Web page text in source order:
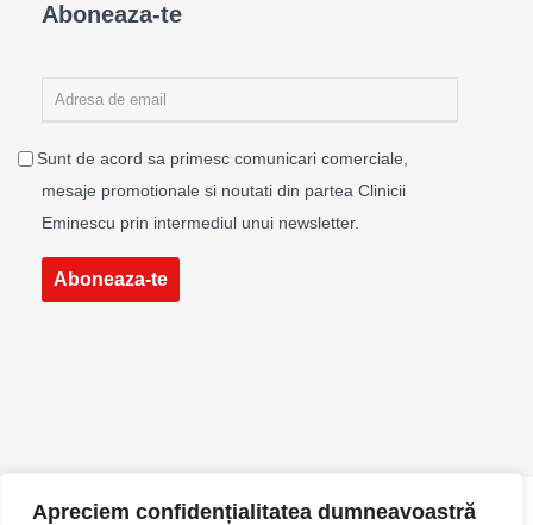
Apreciem confidențialitatea dumneavoastră
Aboneaza-te
Sunt de acord sa primesc comunicari comerciale,
mesaje promotionale si noutati din partea Clinicii
Eminescu prin intermediul unui newsletter.
Aboneaza-te